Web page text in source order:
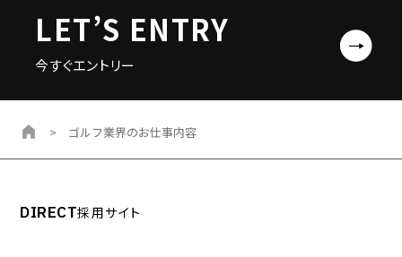
LET’S ENTRY
今すぐエントリー
> ゴルフ業界のお仕事内容
DIRECT採用サイト